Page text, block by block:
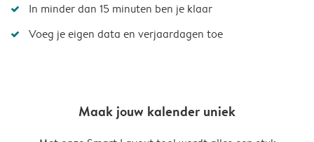
In minder dan 15 minuten ben je klaar
Voeg je eigen data en verjaardagen toe
Maak jouw kalender uniek